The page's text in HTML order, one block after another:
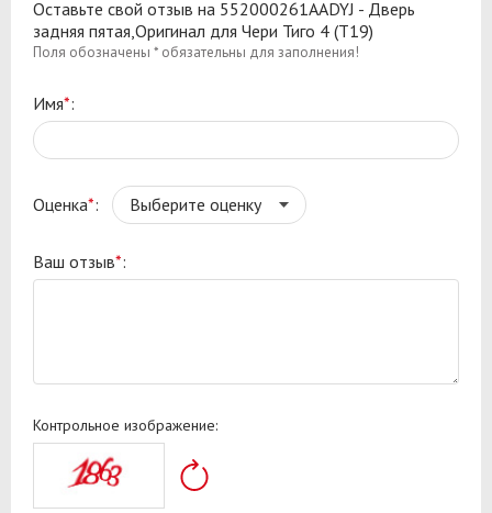
Оставьте свой отзыв на 552000261AADYJ - Дверь
задняя пятая,Оригинал для Чери Тиго 4 (T19)
Поля обозначены * обязательны для заполнения!
Имя*:
Оценка*:
Ваш отзыв*:
Контрольное изображение: